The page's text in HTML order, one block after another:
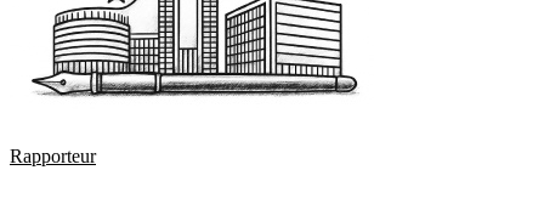
Rapporteur